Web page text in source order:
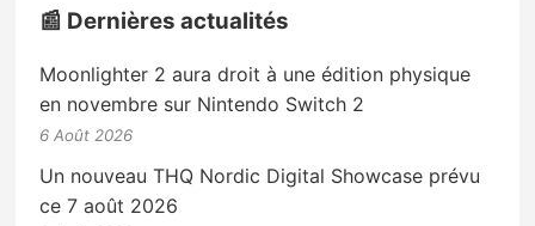
📰 Dernières actualités
Moonlighter 2 aura droit à une édition physique
en novembre sur Nintendo Switch 2
6 Août 2026
Un nouveau THQ Nordic Digital Showcase prévu
ce 7 août 2026